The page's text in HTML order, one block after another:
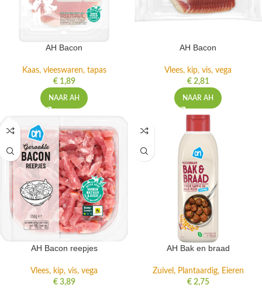
AH Bacon
Kaas, vleeswaren, tapas
€1,89
NAAR AH
AH Bacon
Vlees, kip, vis, vega
€2,81
NAAR AH
AH Bacon reepjes
Vlees, kip, vis, vega
€3,89
AH Bak en braad
Zuivel, Plantaardig, Eieren
€2,75